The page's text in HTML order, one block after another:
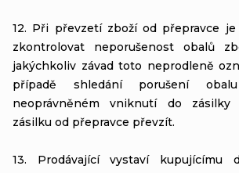
12. Při převzetí zboží od přepravce
zkontrolovat neporušenost obalů
jakýchkoliv závad toto neprodleně
případě shledání porušení
neoprávněném vniknutí do zásilky
zásilku od přepravce převzít.
13. Prodávající vystaví kupujícímu